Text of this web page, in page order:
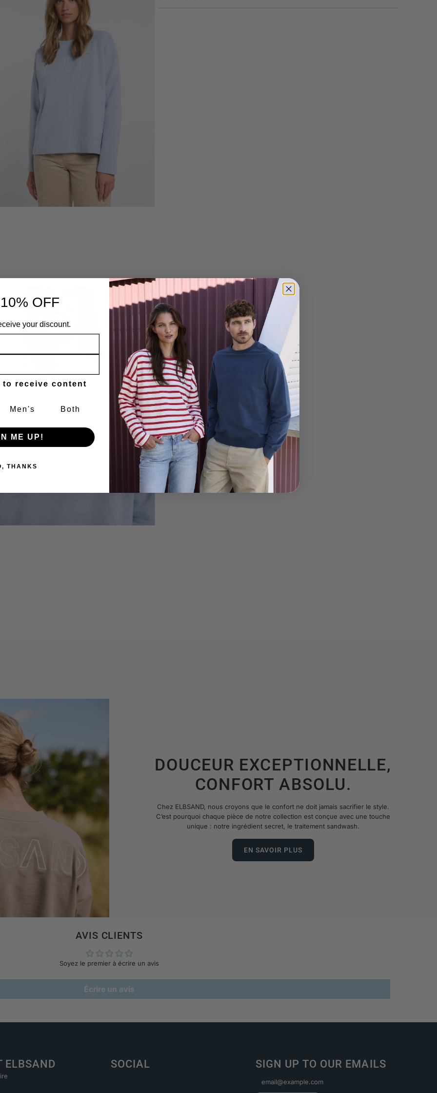
DOUCEUR EXCEPTIONNELLE,
CONFORT ABSOLU.
Chez ELBSAND, nous croyons que le confort ne doit jamais sacrifier le style.
C’est pourquoi chaque pièce de notre collection est conçue avec une touche
unique : notre ingrédient secret, le traitement sandwash.
EN SAVOIR PLUS
AVIS CLIENTS
Soyez le premier à écrire un avis
Écrire un avis
ELBSAND SOCIAL SIGN UP TO OUR EMAILS
OFF
your discount.
receive content
Men's Both
ME UP!
THANKS